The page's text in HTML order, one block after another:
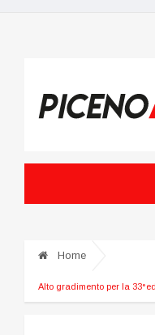
Home
Alto gradimento per la